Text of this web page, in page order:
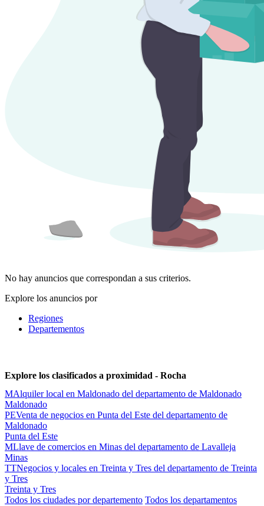
No hay anuncios que correspondan a sus criterios.
Explore los anuncios por
Regiones
Departementos
Explore los clasificados a proximidad - Rocha
MAlquiler local en Maldonado del departamento de Maldonado
Maldonado
PEVenta de negocios en Punta del Este del departamento de
Maldonado
Punta del Este
MLlave de comercios en Minas del departamento de Lavalleja
Minas
TTNegocios y locales en Treinta y Tres del departamento de Treinta
y Tres
Treinta y Tres
Todos los ciudades por departemento Todos los departamentos